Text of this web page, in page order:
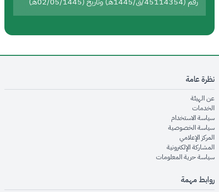
نظرة عامة
عن الهيئةopens in new window
الخدماتopens in new window
سياسة الاستخدام
سياسة الخصوصيةopens in new window
المركز الإعلاميopens in new window
المشاركة الإلكترونيةopens in new window
سياسة حرية المعلوماتopens in new window
روابط مهمة